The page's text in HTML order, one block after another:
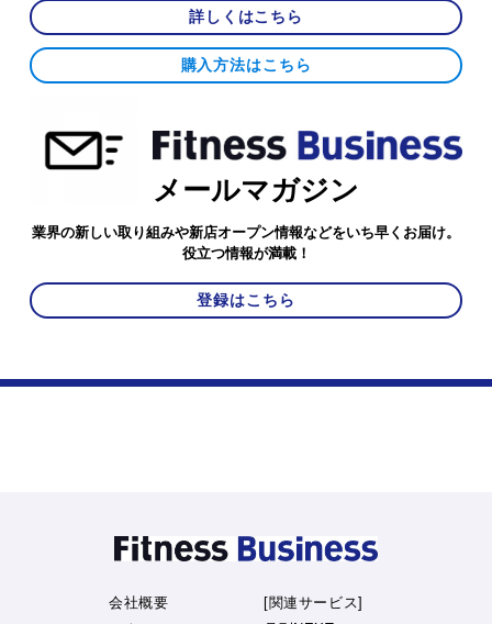
詳しくはこちら
購入方法はこちら
メールマガジン
業界の新しい取り組みや新店オープン情報などをいち早くお届け。
役立つ情報が満載！
登録はこちら
会社概要
[関連サービス]